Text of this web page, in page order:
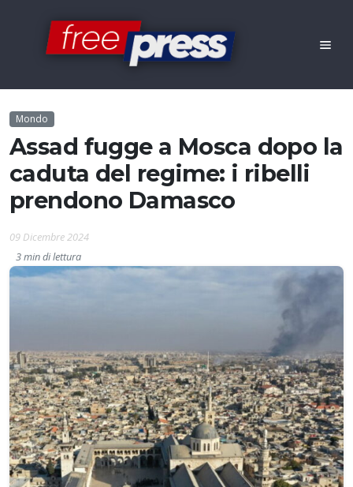
Mondo
Assad fugge a Mosca dopo la
caduta del regime: i ribelli
prendono Damasco
09 Dicembre 2024
3 min di lettura